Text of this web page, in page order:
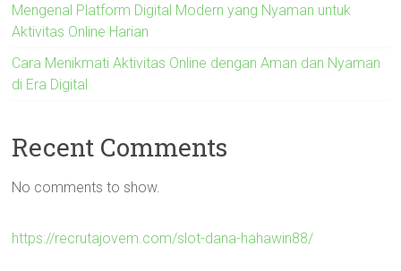
Mengenal Platform Digital Modern yang Nyaman untuk
Aktivitas Online Harian
Cara Menikmati Aktivitas Online dengan Aman dan Nyaman
di Era Digital
Recent Comments
No comments to show.
https://recrutajovem.com/slot-dana-hahawin88/